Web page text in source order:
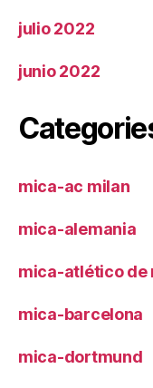
julio 2022
junio 2022
mica-ac milan
mica-alemania
mica-atlético de
mica-barcelona
mica-dortmund